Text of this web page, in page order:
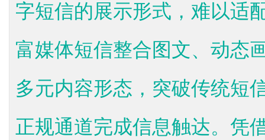
字短信的展示形式，难以适
富媒体短信整合图文、动态
多元内容形态，突破传统短
正规通道完成信息触达。凭